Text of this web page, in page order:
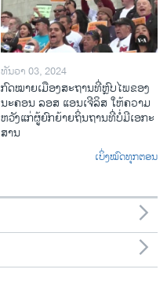
ທັນວາ 03, 2024
ກົດ​ໝາຍ​ເມືອງ​ສະ​ຖານ​ທີ່ຫຼົບ​ໄພ​ຂອງ​
ນະ​ຄອນ ລອ​ສ ແອນ​ເຈີ​ລິ​ສ ໃຫ້​ຄວາມ​
ຫວັງ​ແກ່​ຜູ້​ຍົກ​ຍ້າຍ​ຖິ່ນ​ຖານ​ທີ່ບໍ່​ມີ​ເອ​ກະ​
ສານ
ເບິ່ງໝົດທຸກຕອນ